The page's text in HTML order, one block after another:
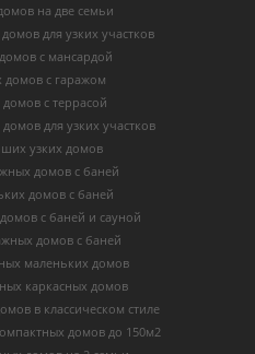
на две семьи
для узких участков
с мансардой
домов с гаражом
с террасой
для узких участков
узких домов
домов с баней
домов с баней
c баней и сауной
домов с баней
маленьких домов
каркасных домов
в классическом стиле
домов до 150м2